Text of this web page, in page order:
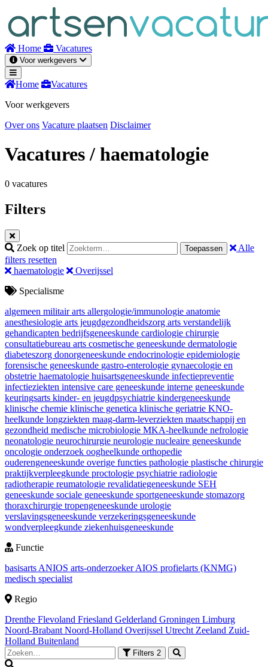
inhoud
Home Vacatures
Voor werkgevers
Home
Vacatures
Voor werkgevers
Over ons Vacature plaatsen Disclaimer
Vacatures/ haematologie
0 vacatures
Filters
Zoek op titel Toepassen
Alle
filters resetten
haematologie
Overijssel
Specialisme
algemeen militair arts allergologie/immunologie anatomie
anesthesiologie arts jeugdgezondheidszorg arts verstandelijk
gehandicapten bedrijfsgeneeskunde cardiologie chirurgie
consultatiebureau arts cosmetische geneeskunde dermatologie
diabeteszorg donorgeneeskunde endocrinologie epidemiologie
forensische geneeskunde gastro-enterologie gynaecologie en
obstetrie haematologie huisartsgeneeskunde infectiepreventie
infectieziekten intensive care geneeskunde interne geneeskunde
keuringsarts kinder- en jeugdpsychiatrie kindergeneeskunde
klinische chemie klinische genetica klinische geriatrie KNO-
heelkunde longziekten maag-darm-leverziekten maatschappij en
gezondheid medische microbiologie MKA-heelkunde nefrologie
neonatologie neurochirurgie neurologie nucleaire geneeskunde
oncologie onderzoek oogheelkunde orthopedie
ouderengeneeskunde overige functies pathologie plastische chirurgie
praktijkverpleegkunde proctologie psychiatrie radiologie
radiotherapie reumatologie revalidatiegeneeskunde SEH
geneeskunde sociale geneeskunde sportgeneeskunde stomazorg
thoraxchirurgie tropengeneeskunde urologie
verslavingsgeneeskunde verzekeringsgeneeskunde
wondverpleegkunde ziekenhuisgeneeskunde
Functie
basisarts ANIOS arts-onderzoekerAIOS profielarts (KNMG)
medisch specialist
Regio
Drenthe Flevoland Friesland Gelderland Groningen Limburg
Noord-Brabant Noord-Holland Overijssel Utrecht Zeeland Zuid-
Holland Buitenland
Filters 2